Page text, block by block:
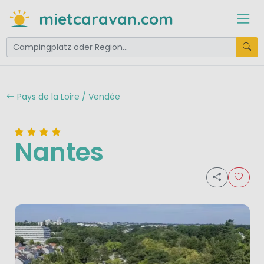
mietcaravan.com
Pays de la Loire / Vendée
Nantes